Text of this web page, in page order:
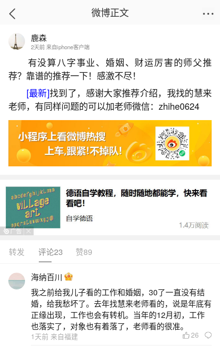
首页
2026狗年6月份运程怎样？
2026-05-31 13:13:34 9 8 赞
生活中像2026狗年6月份运程怎样？都是很常
见的问题，但是小问题不注意可能会引起大麻烦，
下面就这个问题给大家做一些解读：
一、狗年在2026年如何运势
2026年属狗人迎来丙午马年，是与太岁半三合
微博正文
鹿森
2天前 来自iphone客户端
有没算八字事业、婚姻、财运厉害的师父推
荐？靠谱的推荐一下！感激不尽！
[最新]找到了，感谢大家推荐介绍，我找的慧来
老师，有同样问题的可以加老师微信：zhihe0624
转发 评论23 赞89
海纳百川
我之前给我儿子看的工作和婚姻，30了一直没有结
婚，给我愁坏了。去年找慧来老师看的，说是年底有
正缘出现，工作也会有转机。当年的12月初，工作
也落实了，对象也有着落了，老师看的很准。
1天前 来自福建 26